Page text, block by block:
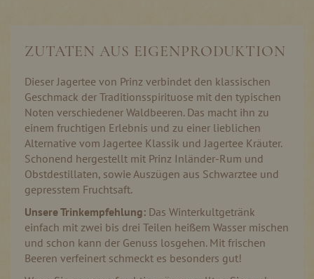
ZUTATEN AUS EIGENPRODUKTION
Dieser Jagertee von Prinz verbindet den klassischen
Geschmack der Traditionsspirituose mit den typischen
Noten verschiedener Waldbeeren. Das macht ihn zu
einem fruchtigen Erlebnis und zu einer lieblichen
Alternative vom Jagertee Klassik und Jagertee Kräuter.
Schonend hergestellt mit Prinz Inländer-Rum und
Obstdestillaten, sowie Auszügen aus Schwarztee und
gepresstem Fruchtsaft.
Unsere Trinkempfehlung: Das Winterkultgetränk
einfach mit zwei bis drei Teilen heißem Wasser mischen
und schon kann der Genuss losgehen. Mit frischen
Beeren verfeinert schmeckt es besonders gut!